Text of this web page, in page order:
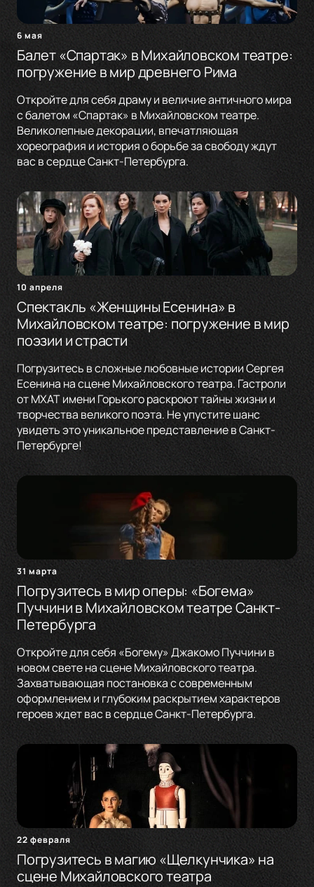
6 мая
Балет «Спартак» в Михайловском театре:
погружение в мир древнего Рима
Откройте для себя драму и величие античного мира
с балетом «Спартак» в Михайловском театре.
Великолепные декорации, впечатляющая
хореография и история о борьбе за свободу ждут
вас в сердце Санкт-Петербурга.
10 апреля
Спектакль «Женщины Есенина» в
Михайловском театре: погружение в мир
поэзии и страсти
Погрузитесь в сложные любовные истории Сергея
Есенина на сцене Михайловского театра. Гастроли
от МХАТ имени Горького раскроют тайны жизни и
творчества великого поэта. Не упустите шанс
увидеть это уникальное представление в Санкт-
Петербурге!
31 марта
Погрузитесь в мир оперы: «Богема»
Пуччини в Михайловском театре Санкт-
Петербурга
Откройте для себя «Богему» Джакомо Пуччини в
новом свете на сцене Михайловского театра.
Захватывающая постановка с современным
оформлением и глубоким раскрытием характеров
героев ждет вас в сердце Санкт-Петербурга.
22 февраля
Погрузитесь в магию «Щелкунчика» на
сцене Михайловского театра